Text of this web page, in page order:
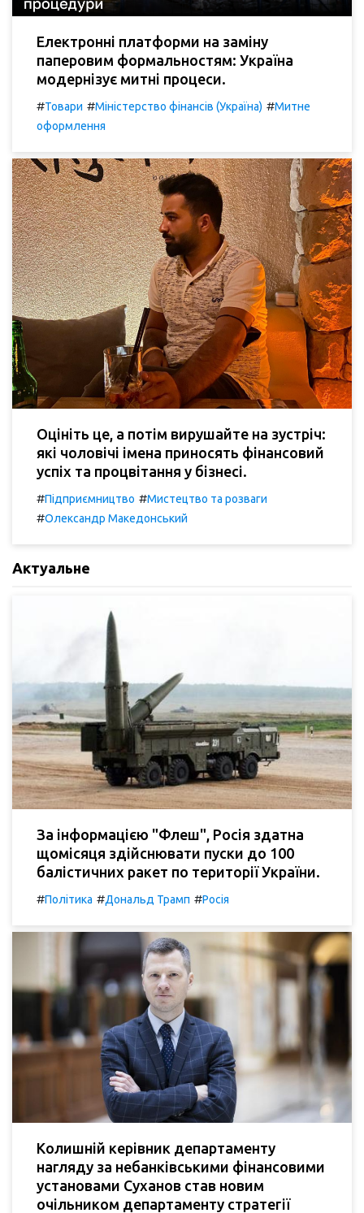
Електронні платформи на заміну
паперовим формальностям: Україна
модернізує митні процеси.
#Товари #Міністерство фінансів (Україна) #Митне
оформлення
Оцініть це, а потім вирушайте на зустріч:
які чоловічі імена приносять фінансовий
успіх та процвітання у бізнесі.
#Підприємництво #Мистецтво та розваги
#Олександр Македонський
Актуальне
За інформацією "Флеш", Росія здатна
щомісяця здійснювати пуски до 100
балістичних ракет по території України.
#Політика #Дональд Трамп #Росія
Колишній керівник департаменту
нагляду за небанківськими фінансовими
установами Суханов став новим
очільником департаменту стратегії